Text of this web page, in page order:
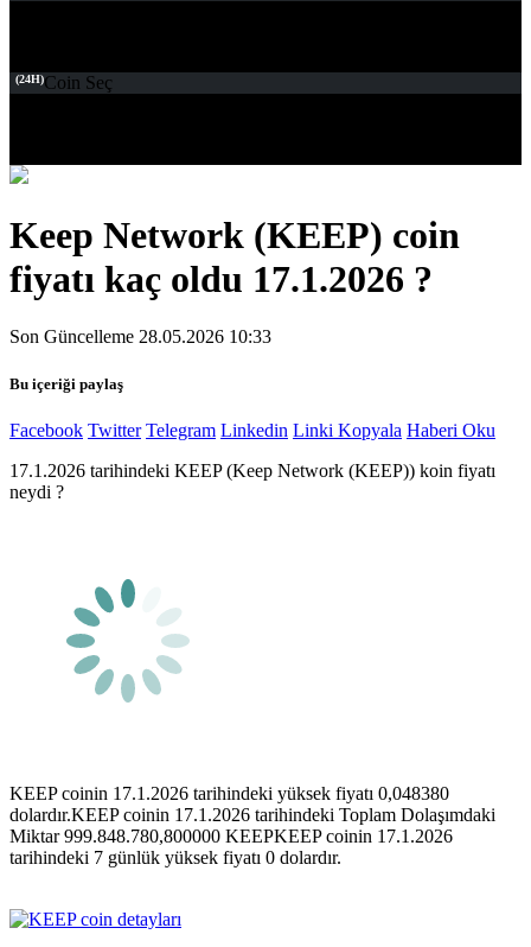
(24H)Coin Seç
Keep Network (KEEP) coin
fiyatı kaç oldu 17.1.2026 ?
Son Güncelleme 28.05.2026 10:33
Bu içeriği paylaş
Facebook Twitter Telegram Linkedin Linki Kopyala Haberi Oku
17.1.2026 tarihindeki KEEP (Keep Network (KEEP)) koin fiyatı
neydi ?
KEEP coinin 17.1.2026 tarihindeki yüksek fiyatı 0,048380
dolardır.KEEP coinin 17.1.2026 tarihindeki Toplam Dolaşımdaki
Miktar 999.848.780,800000 KEEPKEEP coinin 17.1.2026
tarihindeki 7 günlük yüksek fiyatı 0 dolardır.